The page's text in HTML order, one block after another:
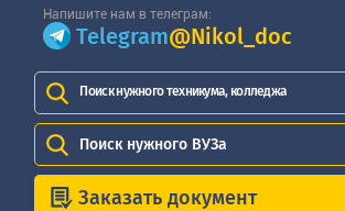
Напишите нам в телеграм:
Telegram@Nikol_doc
Поиск нужного техникума, колледжа
Поиск нужного ВУЗа
Заказать документ